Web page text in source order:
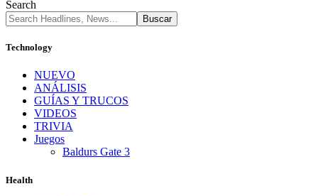
Search
Technology
NUEVO
ANÁLISIS
GUÍAS Y TRUCOS
VIDEOS
TRIVIA
Juegos
Baldurs Gate 3
Health